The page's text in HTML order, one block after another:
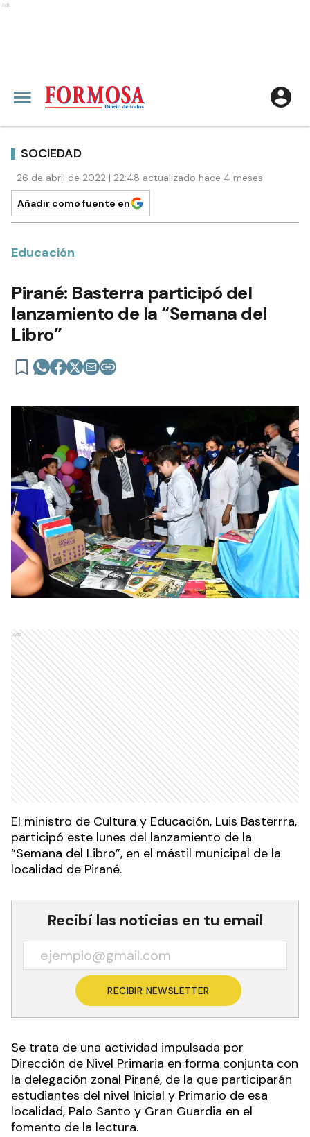
Ads
SOCIEDAD
26 de abril de 2022 | 22:48 actualizado hace 4 meses
Añadir como fuente en
Educación
Pirané: Basterra participó del
lanzamiento de la “Semana del
Libro”
Ads
El ministro de Cultura y Educación, Luis Basterrra,
participó este lunes del lanzamiento de la
“Semana del Libro”, en el mástil municipal de la
localidad de Pirané.
Recibí las noticias en tu email
RECIBIR NEWSLETTER
Se trata de una actividad impulsada por
Dirección de Nivel Primaria en forma conjunta con
la delegación zonal Pirané, de la que participarán
estudiantes del nivel Inicial y Primario de esa
localidad, Palo Santo y Gran Guardia en el
fomento de la lectura.